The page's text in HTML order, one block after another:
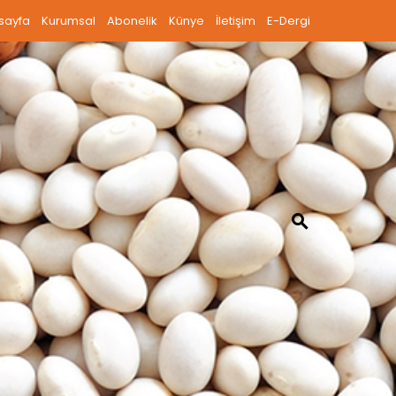
Kurumsal Abonelik Künye İletişim E-Dergi